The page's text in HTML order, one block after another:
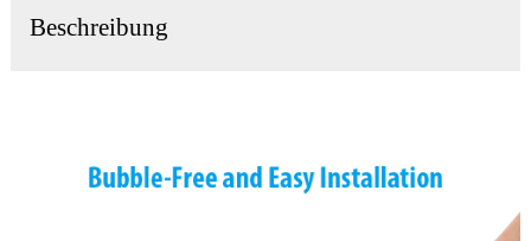
Beschreibung